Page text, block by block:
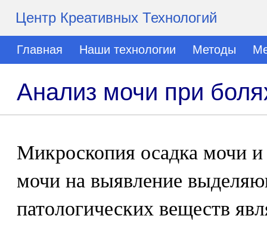
Центр Креативных Технологий
Главная Наши технологии Методы
Анализ мочи при
Микроскопия осадка мочи и
мочи на выявление
патологических веществ